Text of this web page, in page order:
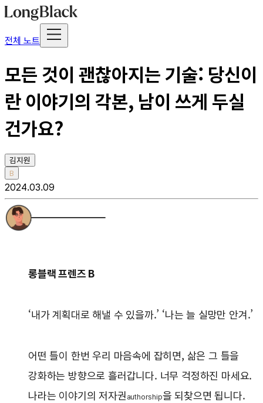
전체 노트
모든 것이 괜찮아지는 기술: 당신이
란 이야기의 각본, 남이 쓰게 두실
건가요?
김지원
B
2024.03.09
롱블랙 프렌즈 B
‘내가 계획대로 해낼 수 있을까.’ ‘나는 늘 실망만 안겨.’
어떤 틀이 한번 우리 마음속에 잡히면, 삶은 그 틀을
강화하는 방향으로 흘러갑니다. 너무 걱정하진 마세요.
나라는 이야기의 저자권 authorship을 되찾으면 됩니다.